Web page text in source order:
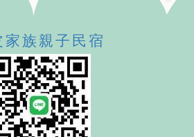
家族親子民宿